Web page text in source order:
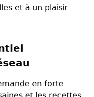
et à un plaisir
en forte